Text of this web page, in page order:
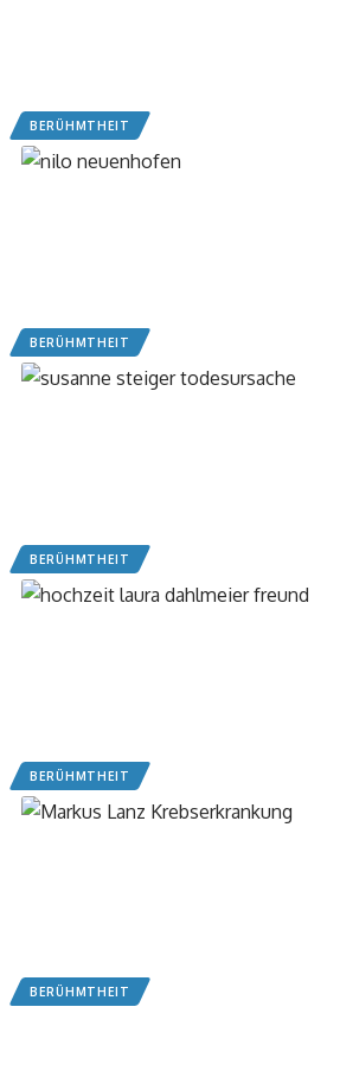
BERÜHMTHEIT
BERÜHMTHEIT
BERÜHMTHEIT
BERÜHMTHEIT
BERÜHMTHEIT